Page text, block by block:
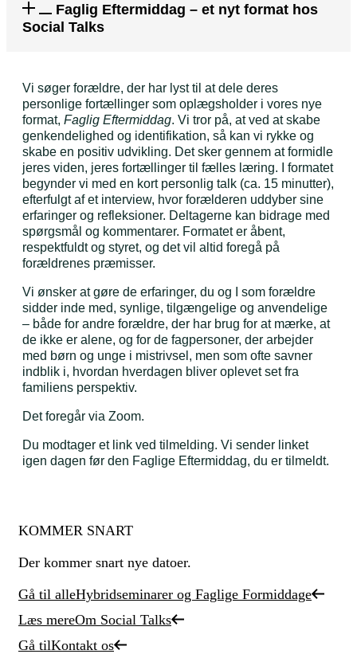
Faglig Eftermiddag – et nyt format hos
Social Talks
Vi søger forældre, der har lyst til at dele deres
personlige fortællinger som oplægsholder i vores nye
format, Faglig Eftermiddag. Vi tror på, at ved at skabe
genkendelighed og identifikation, så kan vi rykke og
skabe en positiv udvikling. Det sker gennem at formidle
jeres viden, jeres fortællinger til fælles læring. I formatet
begynder vi med en kort personlig talk (ca. 15 minutter),
efterfulgt af et interview, hvor forælderen uddyber sine
erfaringer og refleksioner. Deltagerne kan bidrage med
spørgsmål og kommentarer. Formatet er åbent,
respektfuldt og styret, og det vil altid foregå på
forældrenes præmisser.
Vi ønsker at gøre de erfaringer, du og I som forældre
sidder inde med, synlige, tilgængelige og anvendelige
– både for andre forældre, der har brug for at mærke, at
de ikke er alene, og for de fagpersoner, der arbejder
med børn og unge i mistrivsel, men som ofte savner
indblik i, hvordan hverdagen bliver oplevet set fra
familiens perspektiv.
Det foregår via Zoom.
Du modtager et link ved tilmelding. Vi sender linket
igen dagen før den Faglige Eftermiddag, du er tilmeldt.
KOMMER SNART
Der kommer snart nye datoer.
Gå til alleHybridseminarer og Faglige Formiddage
Læs mereOm Social Talks
Gå tilKontakt os